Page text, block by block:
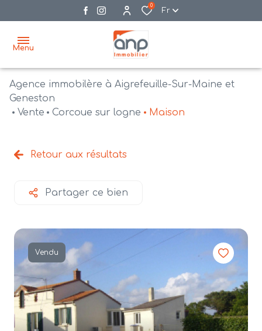
0
Fr
Menu
accueil
vente
agences
estimation
alerte
e-
mail
contact
Agence immobilère à Aigrefeuille-Sur-Maine et
Geneston
Vente
Corcoue sur logne Maison
Retour aux résultats
Partager ce bien
Vendu